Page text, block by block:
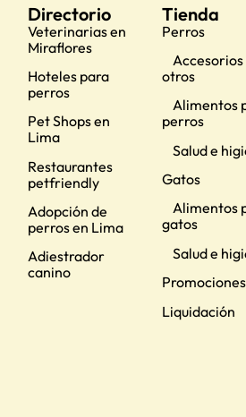
Directorio
Veterinarias en
Miraflores
Hoteles para
perros
Pet Shops en
Lima
Restaurantes
petfriendly
Adopción de
perros en Lima
Adiestrador
canino
Tienda
Perros
Accesorios
otros
Alimentos
perros
Salud e
Gatos
Alimentos
gatos
Salud e
Promociones
Liquidación